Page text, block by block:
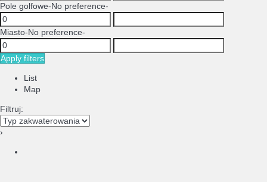
Pole golfowe-No preference-
Miasto-No preference-
Apply filters
List
Map
Filtruj:
›